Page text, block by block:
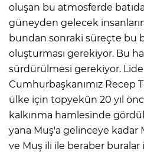
oluşan bu atmosferde
güneyden gelecek
bundan sonraki süreçte bu
oluşturması gerekiyor. Bu
sürdürülmesi gerekiyor.
Cumhurbaşkanımız Recep
ülke için topyekûn 20 yıl
kalkınma hamlesinde
yana Muş'a gelinceye kadar
ve Muş ili ile beraber buralar